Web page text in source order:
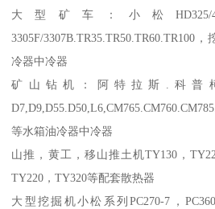
大型矿车：小松
3305F/3307B.TR35.TR50.TR60.TR100
冷器中冷器
矿山钻机：阿特拉斯.科普
等水箱油冷器中冷器
山推，黄工，移山推土机TY130，
TY220，TY320等配套散热器
大型挖掘机小松系列PC270-7，